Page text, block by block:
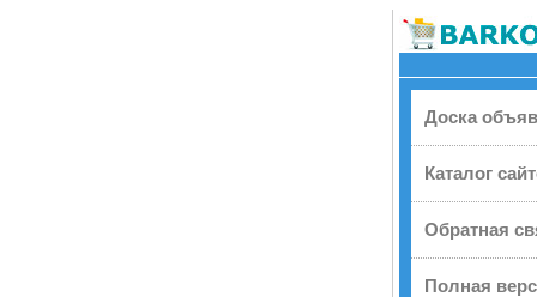
Доска
Каталог
Обратная
Полная